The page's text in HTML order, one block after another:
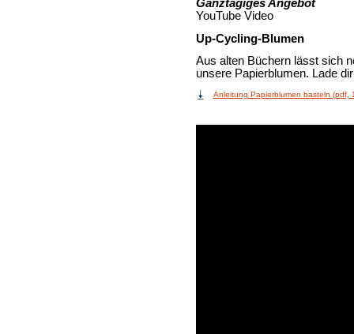
Ganztägiges Angebot
YouTube Video
Up-Cycling-Blumen
Aus alten Büchern lässt sich
unsere Papierblumen. Lade
Anleitung Papierblumen basteln (pdf,